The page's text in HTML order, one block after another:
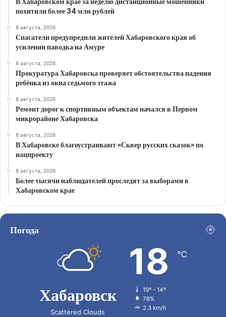
похитили более 34 млн рублей
8 августа, 2026
Спасатели предупредили жителей Хабаровского края об
усилении паводка на Амуре
8 августа, 2026
Прокуратура Хабаровска проверяет обстоятельства падения
ребёнка из окна седьмого этажа
8 августа, 2026
Ремонт дорог к спортивным объектам начался в Первом
микрорайоне Хабаровска
8 августа, 2026
В Хабаровске благоустраивают «Сквер русских сказок» по
нацпроекту
8 августа, 2026
Более тысячи наблюдателей проследят за выборами в
Хабаровском крае
Погода
Хабаровск
Scattered Clouds
18 ℃
19º - 14º
76%
2.3 km/h